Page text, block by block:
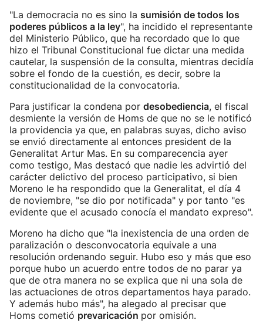
"La democracia no es sino la sumisión de todos los
poderes públicos a la ley", ha incidido el representante
del Ministerio Público, que ha recordado que lo que
hizo el Tribunal Constitucional fue dictar una medida
cautelar, la suspensión de la consulta, mientras decidía
sobre el fondo de la cuestión, es decir, sobre la
constitucionalidad de la convocatoria.
Para justificar la condena por desobediencia, el fiscal
desmiente la versión de Homs de que no se le notificó
la providencia ya que, en palabras suyas, dicho aviso
se envió directamente al entonces president de la
Generalitat Artur Mas. En su comparecencia ayer
como testigo, Mas destacó que nadie les advirtió del
carácter delictivo del proceso participativo, si bien
Moreno le ha respondido que la Generalitat, el día 4
de noviembre, "se dio por notificada" y por tanto "es
evidente que el acusado conocía el mandato expreso".
Moreno ha dicho que "la inexistencia de una orden de
paralización o desconvocatoria equivale a una
resolución ordenando seguir. Hubo eso y más que eso
porque hubo un acuerdo entre todos de no parar ya
que de otra manera no se explica que ni una sola de
las actuaciones de otros departamentos haya parado.
Y además hubo más", ha alegado al precisar que
Homs cometió prevaricación por omisión.